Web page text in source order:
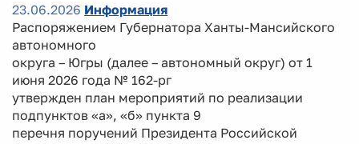
23.06.2026 Информация
Распоряжением Губернатора Ханты-Мансийского
автономного
округа – Югры (далее – автономный округ) от 1
июня 2026 года № 162-рг
утвержден план мероприятий по реализации
подпунктов «а», «б» пункта 9
перечня поручений Президента Российской